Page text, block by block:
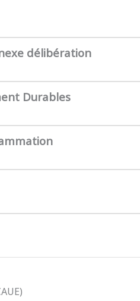
délibération
Durables